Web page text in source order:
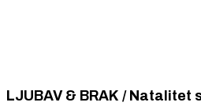
LJUBAV & BRAK /